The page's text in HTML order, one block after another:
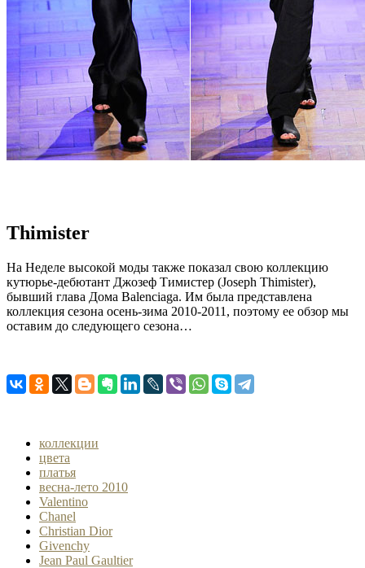
Thimister
На Неделе высокой моды также показал свою коллекцию
кутюрье-дебютант Джозеф Тимистер (Joseph Thimister),
бывший глава Дома Balenciaga. Им была представлена
коллекция сезона осень-зима 2010-2011, поэтому ее обзор мы
оставим до следующего сезона…
коллекции
цвета
платья
весна-лето 2010
Valentino
Chanel
Christian Dior
Givenchy
Jean Paul Gaultier